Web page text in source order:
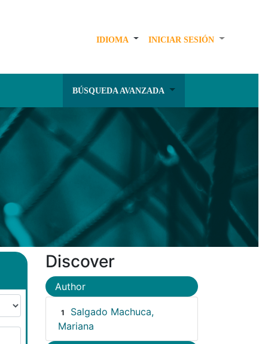
IDIOMA INICIAR SESIÓN
BÚSQUEDA AVANZADA
Discover
Author
1
Salgado Machuca,
Mariana